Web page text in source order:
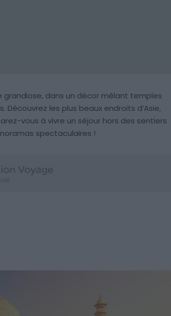
grandiose, dans un décor mêlant temples
les plus beaux endroits d’Asie,
vous à vivre un séjour hors des sentiers
spectaculaires !